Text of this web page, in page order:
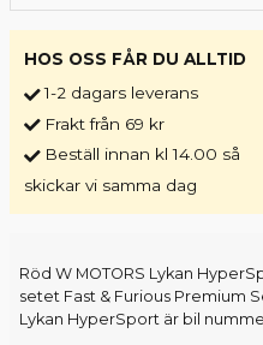
HOS OSS FÅR DU ALLTID
1-2 dagars leverans
Frakt från 69 kr
Beställ innan kl 14.00 så
skickar vi samma dag
Röd W MOTORS Lykan
setet Fast & Furious Premium
Lykan HyperSport är bil